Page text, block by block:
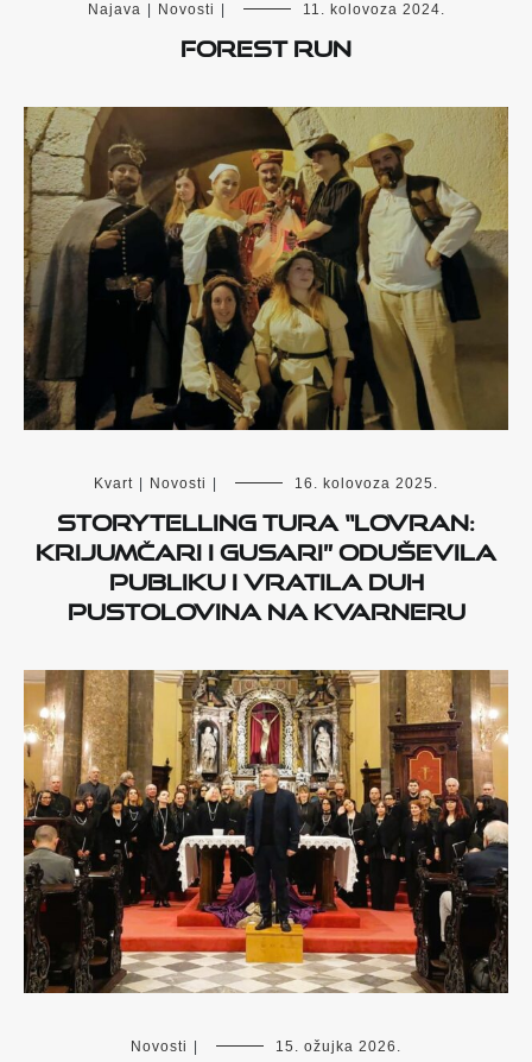
Najava Novosti 11. kolovoza 2024.
FOREST RUN
Kvart Novosti 16. kolovoza 2025.
Storytelling tura “Lovran:
krijumčari i gusari” oduševila
publiku i vratila duh
pustolovina na Kvarneru
Novosti 15. ožujka 2026.